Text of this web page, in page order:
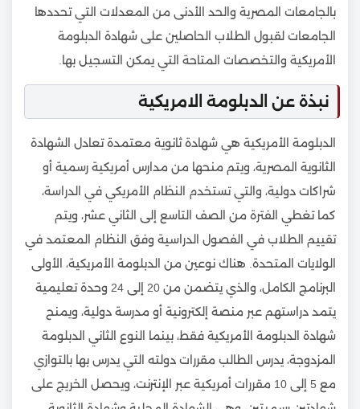
بالجامعات المصرية والحد الأدنى من المعدلات التي تحددها
الجامعات لقبول الطلاب الحاصلين على شهادة الدبلومة
الأمريكية والتخصصات المتاحة التي يمكن التسجيل بها.
نبذة عن الدبلومة الامريكية
الدبلومة الأمريكية هي شهادة ثانوية معتمدة تعادل الشهادة
الثانوية المصرية، ويتم منحها من مدارس أمريكية رسمية أو
شراكات دولية، والتي تستخدم النظام الأمريكي في الدراسة،
كما تغطي الفترة من الصف التاسع إلى الثاني عشر، ويتم
تقييم الطلاب في الفصول الدراسية وفق النظام المعتمد في
الولايات المتحدة. هناك نوعين من الدبلومة الأمريكية، الأولى
البرنامج الكامل، والذي يتضمن من 20 إلى 24 وحدة تعليمية
يتمد دراستهم عبر منصة إلكترونية أو مدرسة دولية، ويمنح
شهادة الدبلومة الأمريكية فقط، بينما النوع الثاني الدبلومة
المزدوجة، يدرس الطالب مقررات دولته التي يدرس بها بالتوازي
مع 5 إلى 10 مقررات أمريكية عبر الإنترنت، ويحصل الخريج على